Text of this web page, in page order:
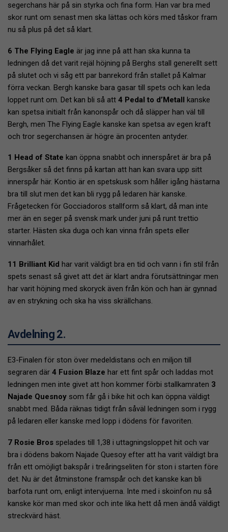
segerchans här på sin styrka och fina form. Han var bra med
skor runt om senast men ska lättas och körs med tåskor fram
nu så plus på det så klart.
6 The Flying Eagle är jag inne på att han ska kunna ta
ledningen då det varit rejäl höjning på Berghs stall generellt sett
på slutet och vi såg ett par banrekord från stallet på Kalmar
förra veckan. Bergh kanske bara gasar till spets och kan leda
loppet runt om. Det kan bli så att 4 Pedal to d’Metall kanske
kan spetsa initialt från kanonspår och då släpper han väl till
Bergh, men The Flying Eagle kanske kan spetsa av egen kraft
och tror segerchansen är högre än procenten antyder.
1 Head of State kan öppna snabbt och innerspåret är bra på
Bergsåker så det finns på kartan att han kan svara upp sitt
innerspår här. Kontio är en spetskusk som håller igång hästarna
bra till slut men det kan bli rygg på ledaren här kanske.
Frågetecken för Gocciadoros stallform så klart, då man inte
mer än en seger på svensk mark under juni på runt trettio
starter. Hästen ska duga och kan vinna från spets eller
vinnarhålet.
11 Brilliant Kid har varit väldigt bra en tid och vann i fin stil från
spets senast så givet att det är klart andra förutsättningar men
har varit höjning med skoryck även från kön och han är gynnad
av en strykning och ska ha viss skrällchans.
Avdelning 2.
E3-Finalen för ston över medeldistans och en miljon till
segraren där 4 Fusion Blaze har ett fint spår och laddas mot
ledningen men inte givet att hon kommer förbi stallkamraten 3
Najade Quesnoy som får gå i bike hit och kan öppna väldigt
snabbt med. Båda räknas tidigt från såväl ledningen som i rygg
på ledaren eller kanske med lopp i dödens för favoriten.
7 Rosie Bros spelades till 1,38 i uttagningsloppet hit och var
bra i dödens bakom Najade Quesoy efter att ha varit väldigt bra
från ett omöjligt bakspår i treåringseliten för ston i starten före
det. Nu är det åtminstone framspår och det kanske kan bli
barfota runt om, enligt intervjuerna. Inte med i skoinfon nu så
kanske kör man med skor och inte lika hett då men ändå väldigt
streckvärd häst.